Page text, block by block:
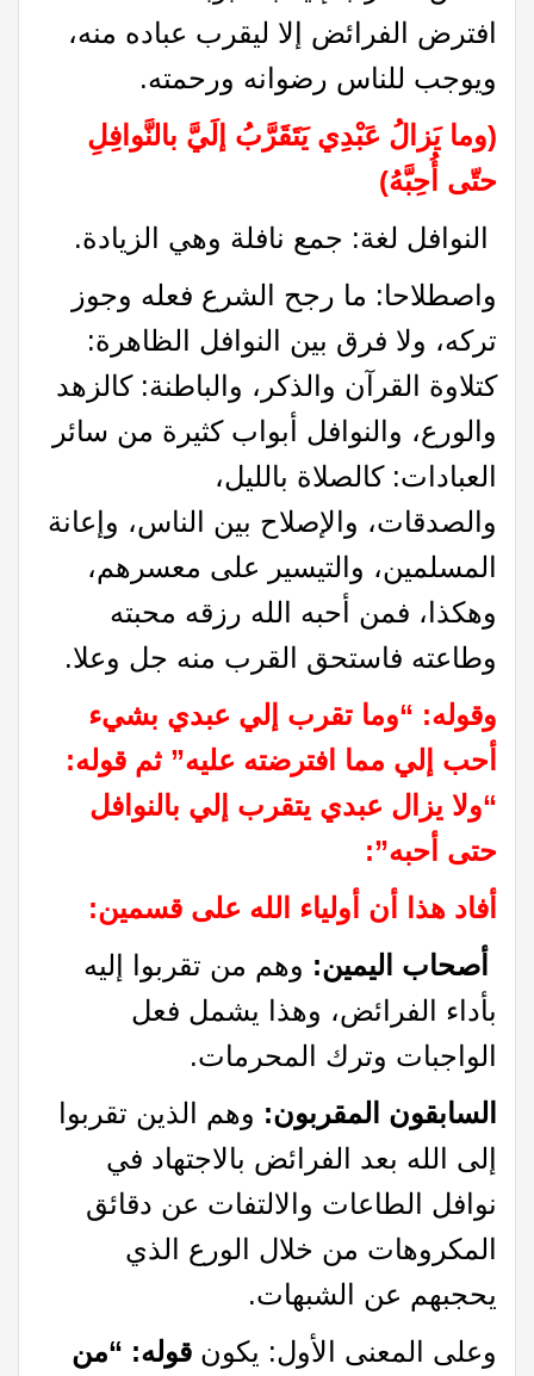
افترض الفرائض إلا ليقرب عباده منه،
ويوجب للناس رضوانه ورحمته.
(وما يَزالُ عَبْدِي يَتَقَرَّبُ إلَيَّ بالنَّوافِلِ
حتّى أُحِبَّهُ)
النوافل لغة: جمع نافلة وهي الزيادة.
واصطلاحا: ما رجح الشرع فعله وجوز
ترکه، ولا فرق بين النوافل الظاهرة:
كتلاوة القرآن والذكر، والباطنة: كالزهد
والورع، والنوافل أبواب كثيرة من سائر
العبادات: كالصلاة بالليل،
والصدقات، والإصلاح بين الناس، وإعانة
المسلمين، والتيسير على معسرهم،
وهكذا، فمن أحبه الله رزقه محبته
وطاعته فاستحق القرب منه جل وعلا.
وقوله: “وما تقرب إلي عبدي بشيء
أحب إلي مما افترضته عليه” ثم قوله:
“ولا يزال عبدي يتقرب إلي بالنوافل
حتى أحبه”:
أفاد هذا أن أولياء الله على قسمين:
أصحاب اليمين: وهم من تقربوا إليه
بأداء الفرائض، وهذا يشمل فعل
الواجبات وترك المحرمات.
السابقون المقربون: وهم الذين تقربوا
إلى الله بعد الفرائض بالاجتهاد في
نوافل الطاعات والالتفات عن دقائق
المكروهات من خلال الورع الذي
يحجبهم عن الشبهات.
وعلى المعنى الأول: يكون قوله: “من